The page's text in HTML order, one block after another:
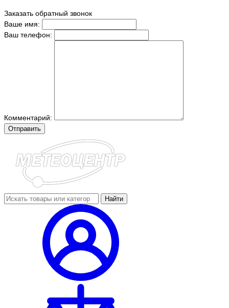
Заказать обратный звонок
Ваше имя:
Ваш телефон:
Комментарий:
Отправить
Найти